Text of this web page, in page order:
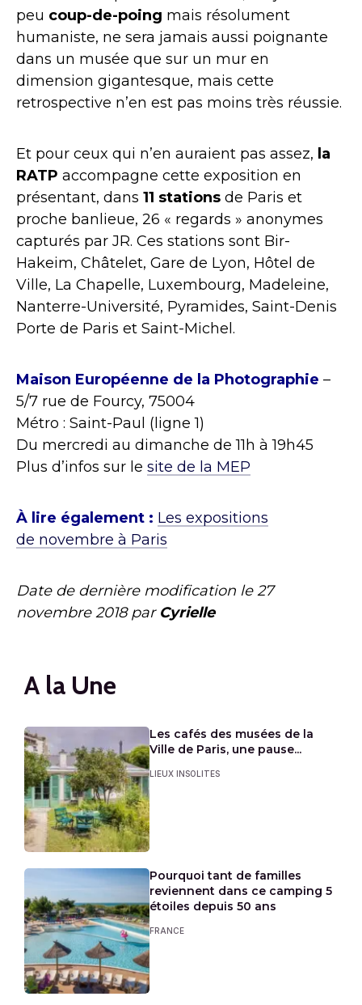
peu coup-de-poing mais résolument
humaniste, ne sera jamais aussi poignante
dans un musée que sur un mur en
dimension gigantesque, mais cette
retrospective n’en est pas moins très réussie.
Et pour ceux qui n’en auraient pas assez, la
RATP accompagne cette exposition en
présentant, dans 11 stations de Paris et
proche banlieue, 26 « regards » anonymes
capturés par JR. Ces stations sont Bir-
Hakeim, Châtelet, Gare de Lyon, Hôtel de
Ville, La Chapelle, Luxembourg, Madeleine,
Nanterre-Université, Pyramides, Saint-Denis
Porte de Paris et Saint-Michel.
Maison Européenne de la Photographie –
5/7 rue de Fourcy, 75004
Métro : Saint-Paul (ligne 1)
Du mercredi au dimanche de 11h à 19h45
Plus d’infos sur le site de la MEP
À lire également : Les expositions
de novembre à Paris
Date de dernière modification le27
novembre 2018par Cyrielle
A la Une
Les cafés des musées de la
Ville de Paris, une pause...
LIEUX INSOLITES
Pourquoi tant de familles
reviennent dans ce camping 5
étoiles depuis 50 ans
FRANCE